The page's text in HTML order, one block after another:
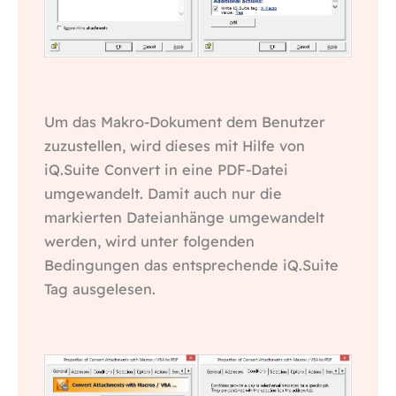
Um das Makro-Dokument dem Benutzer
zuzustellen, wird dieses mit Hilfe von
iQ.Suite Convert in eine PDF-Datei
umgewandelt. Damit auch nur die
markierten Dateianhänge umgewandelt
werden, wird unter folgenden
Bedingungen das entsprechende iQ.Suite
Tag ausgelesen.